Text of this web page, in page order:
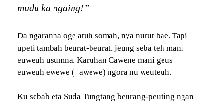
mudu ka ngaing!”
Da ngaranna oge atuh somah, nya nurut bae. Tapi
upeti tambah beurat-beurat, jeung seba teh mani
euweuh usumna. Karuhan Cawene mani geus
euweuh ewewe (=awewe) ngora nu weuteuh.
Ku sebab eta Suda Tungtang beurang-peuting ngan